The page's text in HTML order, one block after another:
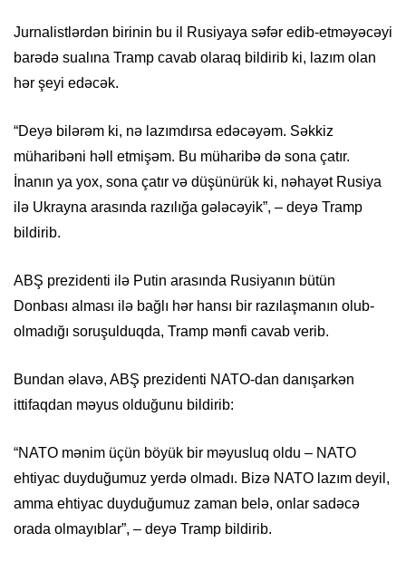
Jurnalistlərdən birinin bu il Rusiyaya səfər edib-etməyəcəyi
barədə sualına Tramp cavab olaraq bildirib ki, lazım olan
hər şeyi edəcək.
“Deyə bilərəm ki, nə lazımdırsa edəcəyəm. Səkkiz
müharibəni həll etmişəm. Bu müharibə də sona çatır.
İnanın ya yox, sona çatır və düşünürük ki, nəhayət Rusiya
ilə Ukrayna arasında razılığa gələcəyik”, – deyə Tramp
bildirib.
ABŞ prezidenti ilə Putin arasında Rusiyanın bütün
Donbası alması ilə bağlı hər hansı bir razılaşmanın olub-
olmadığı soruşulduqda, Tramp mənfi cavab verib.
Bundan əlavə, ABŞ prezidenti NATO-dan danışarkən
ittifaqdan məyus olduğunu bildirib:
“NATO mənim üçün böyük bir məyusluq oldu – NATO
ehtiyac duyduğumuz yerdə olmadı. Bizə NATO lazım deyil,
amma ehtiyac duyduğumuz zaman belə, onlar sadəcə
orada olmayıblar”, – deyə Tramp bildirib.